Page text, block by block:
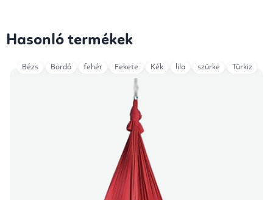
Hasonló termékek
Bézs Bordó fehér Fekete Kék lila szürke Türkiz